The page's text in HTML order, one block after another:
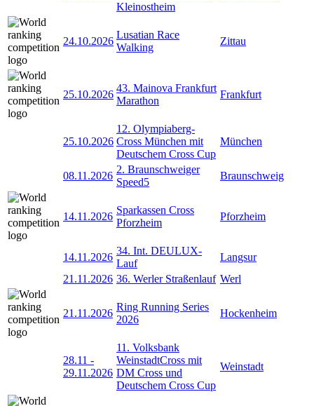
Kleinostheim
24.10.2026
Lusatian Race
Walking
Zittau
25.10.2026
43. Mainova Frankfurt
Marathon
Frankfurt
25.10.2026
12. Olympiaberg-
Cross München mit
Deutschem Cross Cup
München
08.11.2026
2. Braunschweiger
Speed5
Braunschweig
14.11.2026
Sparkassen Cross
Pforzheim
Pforzheim
14.11.2026
34. Int. DEULUX-
Lauf
Langsur
21.11.2026 36. Werler Straßenlauf Werl
21.11.2026
Ring Running Series
2026
Hockenheim
28.11 -
29.11.2026
11. Volksbank
WeinstadtCross mit
DM Cross und
Deutschem Cross Cup
Weinstadt